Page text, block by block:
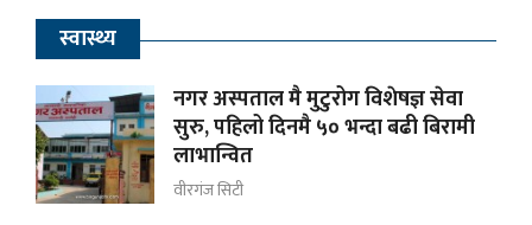
स्वास्थ्य
नगर अस्पताल मै मुटुरोग विशेषज्ञ सेवा
सुरु, पहिलो दिनमै ५० भन्दा बढी बिरामी
लाभान्वित
वीरगंज सिटी